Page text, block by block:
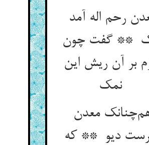
رحم اله آمد
** گفت چون
بر آن ریش این
نمک
معدن
دیو ** که